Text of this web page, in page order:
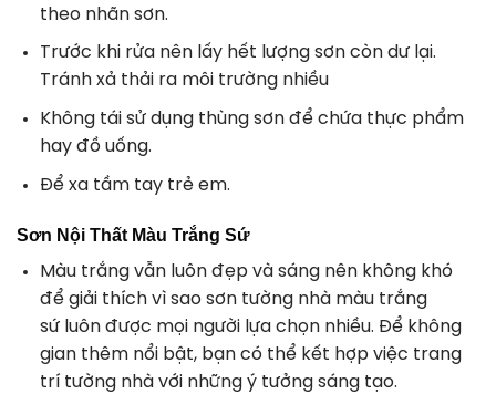
theo nhãn sơn.
Trước khi rửa nên lấy hết lượng sơn còn dư lại.
Tránh xả thải ra môi trường nhiều
Không tái sử dụng thùng sơn để chứa thực phẩm
hay đồ uống.
Để xa tầm tay trẻ em.
Sơn Nội Thất Màu Trắng Sứ
Màu trắng vẫn luôn đẹp và sáng nên không khó
để giải thích vì sao sơn tường nhà màu trắng
sứluôn được mọi người lựa chọn nhiều. Để không
gian thêm nổi bật, bạn có thể kết hợp việc trang
trí tường nhà với những ý tưởng sáng tạo.